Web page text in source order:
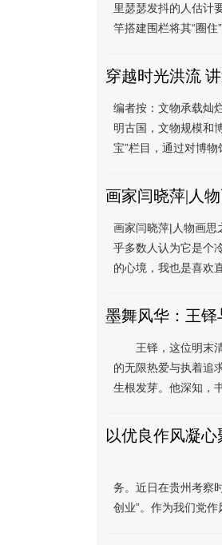
里瑟瑟发抖的人估计
竿搭建围栏将其“圈住
穿越时光洪流
编者按：文物承载灿
明古国，文物规模和
宝”栏目，通过对博
画家闫晓萍|人
画家闫晓萍|人物画思
乎多数人认为它是个
的心境，我也是喜欢
墨舞风华：王
王铎，这位明末清
的无限热爱与执着追
生根发芽。他深知，
以优良作风凝
以优良作风凝心
务。近日在贵州考察
创业”。作为我们党